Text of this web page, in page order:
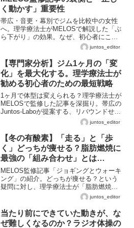
く動かす」重要性
帯広・音更・幕別でジムを比較中の女性
へ。理学療法士がMELOSで解説した「ぶ
ら下がり」の効果。なぜ、初心者にこそ
「正しくぶら下がる」分析が必要なの
juntos_editor
【専門家分析】ジム1ヶ月の「変
化」を最大化する。理学療法士が
勧める初心者のための最短戦略
1ヶ月で体型は変えられる？理学療法士が
MELOSで監修した記事を深掘り。帯広の
Juntos-Laboが提案する、リバウンドせず
1ヶ月目から結果を出すための「整える」
juntos_editor
【冬の有酸素】「走る」と「歩
く」どっちが痩せる？脂肪燃焼に
最強の「組み合わせ」とは
【MELOS監修】
MELOS監修記事「ジョギングとウォーキ
ング」の紹介。どっちが痩せる？という
疑問に対し、理学療法士が「脂肪燃焼効
率を最大化する組み合わせ」と「膝を痛
めないフォーム」について解説します。
2026年のダイエットを成功させたい方必
見です。
juntos_editor
当たり前にできていた動きが、な
ぜ難しくなるのか？ラジオ体操の